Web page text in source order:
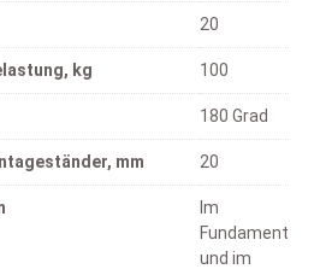
20
kg 100
180 Grad
mm 20
Im
Fundament
und im